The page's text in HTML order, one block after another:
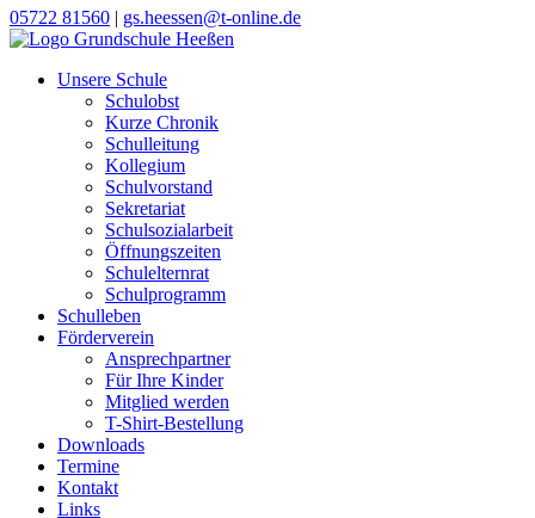
05722 81560 | gs.heessen@t-online.de
Unsere Schule
Schulobst
Kurze Chronik
Schulleitung
Kollegium
Schulvorstand
Sekretariat
Schulsozialarbeit
Öffnungszeiten
Schulelternrat
Schulprogramm
Schulleben
Förderverein
Ansprechpartner
Für Ihre Kinder
Mitglied werden
T-Shirt-Bestellung
Downloads
Termine
Kontakt
Links